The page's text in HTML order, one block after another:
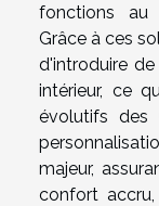
fonctions au
Grâce à ces
d'introduire
intérieur, ce
évolutifs des
majeur,
confort